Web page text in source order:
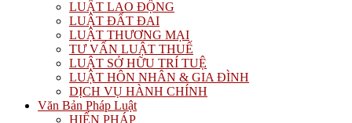
LUẬT LAO ĐỘNG
LUẬT ĐẤT ĐAI
LUẬT THƯƠNG MẠI
TƯ VẤN LUẬT THUẾ
LUẬT SỞ HỮU TRÍ TUỆ
LUẬT HÔN NHÂN & GIA ĐÌNH
DỊCH VỤ HÀNH CHÍNH
Văn Bản Pháp Luật
HIẾN PHÁP